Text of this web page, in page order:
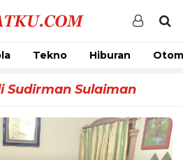
Tekno Hiburan
Sudirman Sulaiman